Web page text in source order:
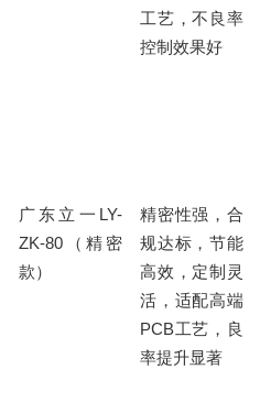
工艺，不良率
控制效果好
广东立一 LY-
ZK-80（精密
款）
精密性强，合
规达标，节能
高效，定制灵
活，适配高端
PCB工艺，良
率提升显著